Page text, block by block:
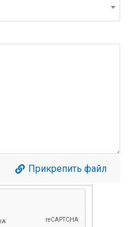
Прикрепить файл